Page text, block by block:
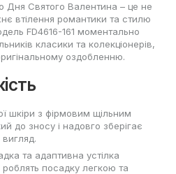
Дня Святого Валентина – це не
втілення романтики та стилю
FD4616-161 моментально
класики та колекціонерів,
оздобленню.
шкіри з фірмовим щільним
до зносу і надовго зберігає
та адаптивна устілка
посадку легкою та